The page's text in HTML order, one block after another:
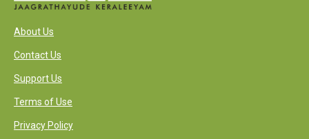
About Us
Contact Us
Support Us
Terms of Use
Privacy Policy